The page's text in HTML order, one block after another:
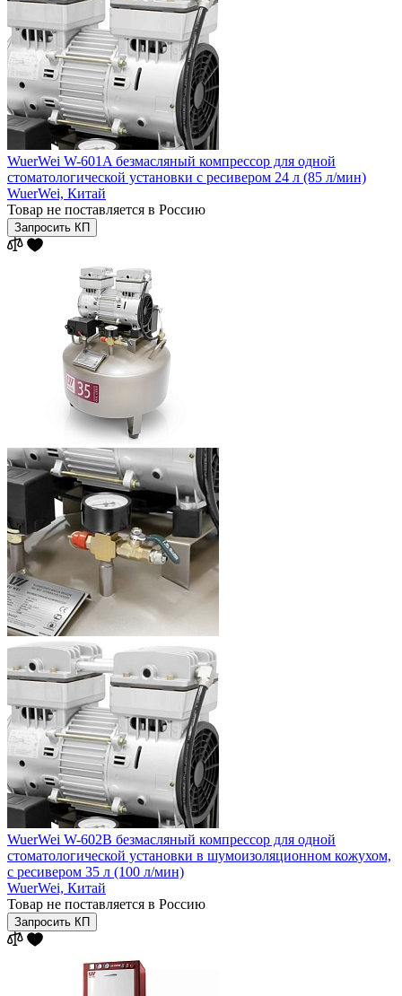
WuerWei W-601A безмасляный компрессор для одной
стоматологической установки с ресивером 24 л (85 л/мин)
WuerWei, Китай
Товар не поставляется в Россию
Запросить КП
WuerWei W-602B безмасляный компрессор для одной
стоматологической установки в шумоизоляционном кожухом,
с ресивером 35 л (100 л/мин)
WuerWei, Китай
Товар не поставляется в Россию
Запросить КП